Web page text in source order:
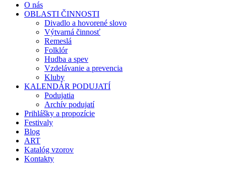
O nás
OBLASTI ČINNOSTI
Divadlo a hovorené slovo
Výtvarná činnosť
Remeslá
Folklór
Hudba a spev
Vzdelávanie a prevencia
Kluby
KALENDÁR PODUJATÍ
Podujatia
Archív podujatí
Prihlášky a propozície
Festivaly
Blog
ART
Katalóg vzorov
Kontakty